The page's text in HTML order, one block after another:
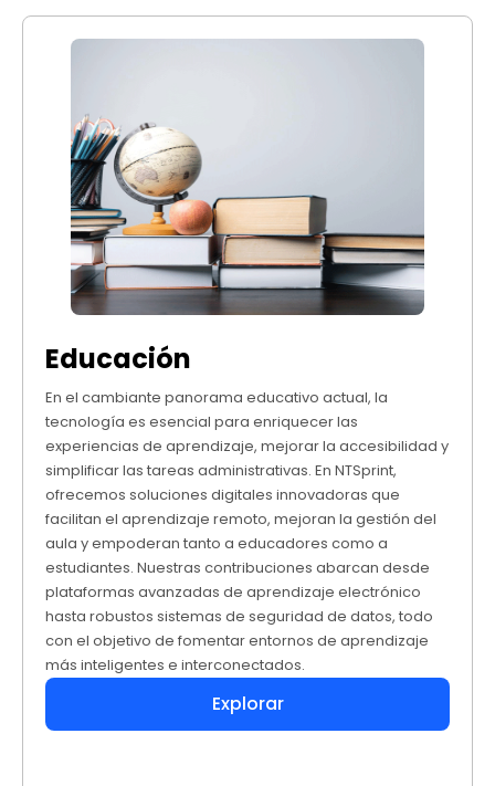
Educación
En el cambiante panorama educativo actual, la
tecnología es esencial para enriquecer las
experiencias de aprendizaje, mejorar la accesibilidad y
simplificar las tareas administrativas. En NTSprint,
ofrecemos soluciones digitales innovadoras que
facilitan el aprendizaje remoto, mejoran la gestión del
aula y empoderan tanto a educadores como a
estudiantes. Nuestras contribuciones abarcan desde
plataformas avanzadas de aprendizaje electrónico
hasta robustos sistemas de seguridad de datos, todo
con el objetivo de fomentar entornos de aprendizaje
más inteligentes e interconectados.
Explorar